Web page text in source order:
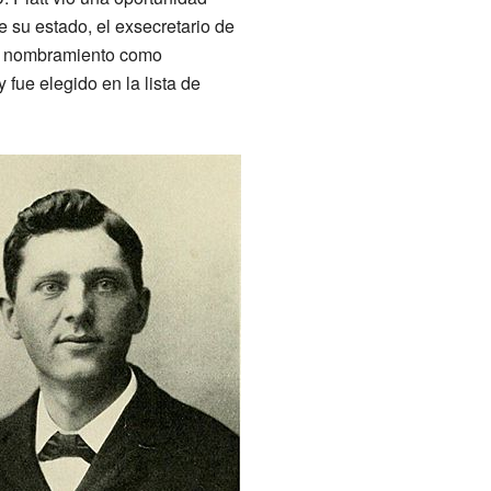
su estado, el exsecretario de
como
fue elegido en la lista de